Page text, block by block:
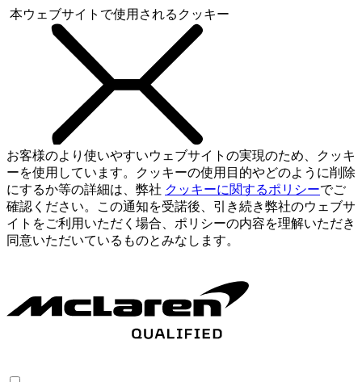
本ウェブサイトで使用されるクッキー
お客様のより使いやすいウェブサイトの実現のため、クッキ
ーを使用しています。クッキーの使用目的やどのように削除
にするか等の詳細は、弊社 クッキーに関するポリシーでご
確認ください。この通知を受諾後、引き続き弊社のウェブサ
イトをご利用いただく場合、ポリシーの内容を理解いただき
同意いただいているものとみなします。